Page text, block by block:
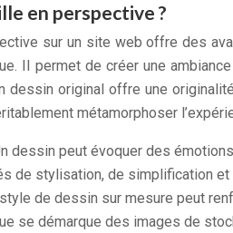
en perspective ?
sur un site web offre des
Il permet de créer une
dessin original offre une
métamorphoser
dessin peut évoquer des
de stylisation, de simplification et
de dessin sur mesure peut
se démarque des images de